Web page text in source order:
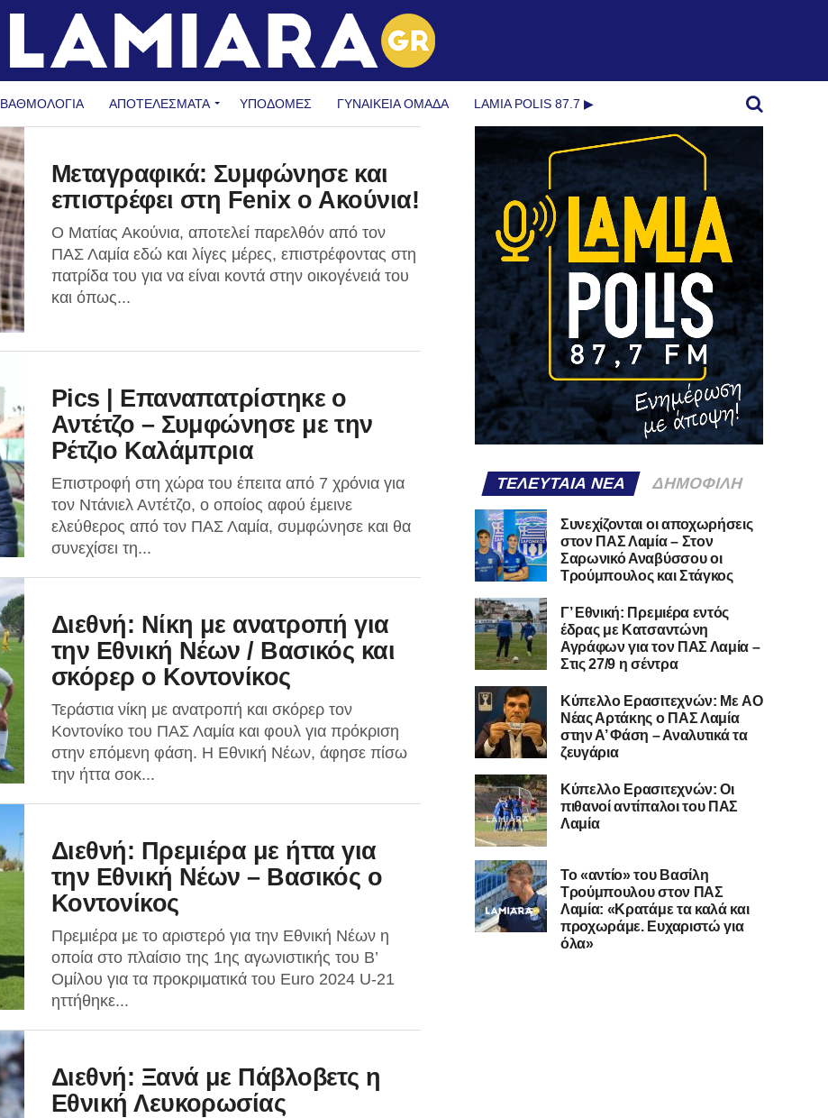
ΒΑΘΜΟΛΟΓΙΑ ΑΠΟΤΕΛΕΣΜΑΤΑ ΥΠΟΔΟΜΈΣ ΓΥΝΑΙΚΕΊΑ ΟΜΆΔΑ LAMIA POLIS 87.7 ▶︎
Μεταγραφικά: Συμφώνησε και
επιστρέφει στη Fenix o Ακούνια!
O Mατίας Ακούνια, αποτελεί παρελθόν από τον
ΠΑΣ Λαμία εδώ και λίγες μέρες, επιστρέφοντας στη
πατρίδα του για να είναι κοντά στην οικογένειά του
και όπως...
Pics | Επαναπατρίστηκε ο
Αντέτζο – Συμφώνησε με την
Ρέτζιο Καλάμπρια
Επιστροφή στη χώρα του έπειτα από 7 χρόνια για
τον Ντάνιελ Αντέτζο, ο οποίος αφού έμεινε
ελεύθερος από τον ΠΑΣ Λαμία, συμφώνησε και θα
συνεχίσει τη...
Διεθνή: Νίκη με ανατροπή για
την Εθνική Νέων / Βασικός και
σκόρερ ο Κοντονίκος
Τεράστια νίκη με ανατροπή και σκόρερ τον
Κοντονίκο του ΠΑΣ Λαμία και φουλ για πρόκριση
στην επόμενη φάση. Η Εθνική Νέων, άφησε πίσω
την ήττα σοκ...
Διεθνή: Πρεμιέρα με ήττα για
την Εθνική Νέων – Βασικός ο
Κοντονίκος
Πρεμιέρα με το αριστερό για την Εθνική Νέων η
οποία στο πλαίσιο της 1ης αγωνιστικής του Β’
Ομίλου για τα προκριματικά του Euro 2024 U-21
ηττήθηκε...
Διεθνή: Ξανά με Πάβλοβετς η
Εθνική Λευκορωσίας
ΤΕΛΕΥΤΑΊΑ ΝΈΑ ΔΗΜΟΦΙΛΉ
Συνεχίζονται οι αποχωρήσεις
στον ΠΑΣ Λαμία – Στον
Σαρωνικό Αναβύσσου οι
Τρούμπουλος και Στάγκος
Γ’ Εθνική: Πρεμιέρα εντός
έδρας με Κατσαντώνη
Αγράφων για τον ΠΑΣ Λαμία –
Στις 27/9 η σέντρα
Kύπελλο Ερασιτεχνών: Με AO
Nέας Αρτάκης ο ΠΑΣ Λαμία
στην Α’ Φάση – Αναλυτικά τα
ζευγάρια
Κύπελλο Ερασιτεχνών: Οι
πιθανοί αντίπαλοι του ΠΑΣ
Λαμία
Το «αντίο» του Βασίλη
Τρούμπουλου στον ΠΑΣ
Λαμία: «Κρατάμε τα καλά και
προχωράμε. Ευχαριστώ για
όλα»